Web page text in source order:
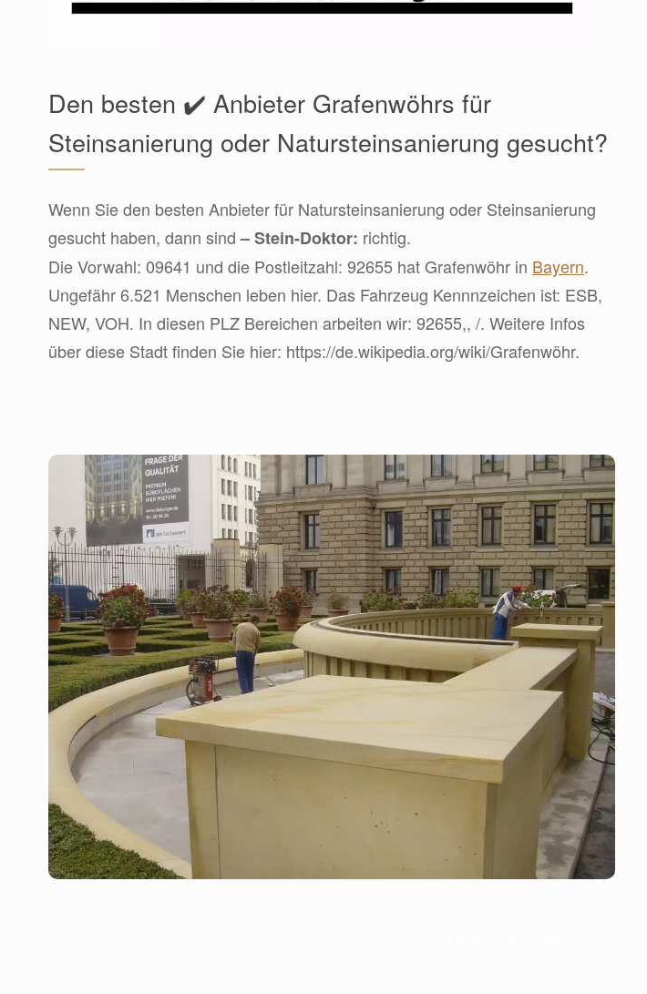
Den besten ✔️ Anbieter Grafenwöhrs für
Steinsanierung oder Natursteinsanierung gesucht?
Wenn Sie den besten Anbieter für Natursteinsanierung oder Steinsanierung
gesucht haben, dann sind– Stein-Doktor: richtig.
Die Vorwahl: 09641 und die Postleitzahl: 92655 hat Grafenwöhr in Bayern.
Ungefähr 6.521 Menschen leben hier. Das Fahrzeug Kennnzeichen ist: ESB,
NEW, VOH. In diesen PLZ Bereichen arbeiten wir: 92655,, /. Weitere Infos
über diese Stadt finden Sie hier: https://de.wikipedia.org/wiki/Grafenwöhr.